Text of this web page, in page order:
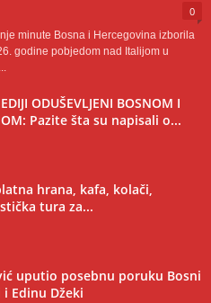
0
minute Bosna i Hercegovina izborila
godine pobjedom nad Italijom u
ODUŠEVLJENI BOSNOM I
Pazite šta su napisali o...
hrana, kafa, kolači,
tura za...
uputio posebnu poruku Bosni
Edinu Džeki